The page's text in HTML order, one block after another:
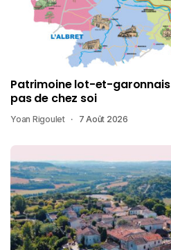
Patrimoine lot-et-garonnais
pas de chez soi
Yoan Rigoulet 7 Août 2026